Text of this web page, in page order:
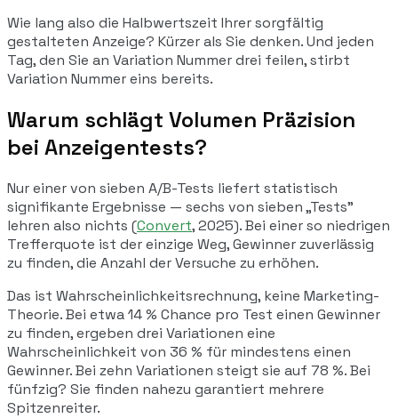
Wie lang also die Halbwertszeit Ihrer sorgfältig
gestalteten Anzeige? Kürzer als Sie denken. Und jeden
Tag, den Sie an Variation Nummer drei feilen, stirbt
Variation Nummer eins bereits.
Warum schlägt Volumen Präzision
bei Anzeigentests?
Nur einer von sieben A/B-Tests liefert statistisch
signifikante Ergebnisse — sechs von sieben „Tests"
lehren also nichts (Convert, 2025). Bei einer so niedrigen
Trefferquote ist der einzige Weg, Gewinner zuverlässig
zu finden, die Anzahl der Versuche zu erhöhen.
Das ist Wahrscheinlichkeitsrechnung, keine Marketing-
Theorie. Bei etwa 14 % Chance pro Test einen Gewinner
zu finden, ergeben drei Variationen eine
Wahrscheinlichkeit von 36 % für mindestens einen
Gewinner. Bei zehn Variationen steigt sie auf 78 %. Bei
fünfzig? Sie finden nahezu garantiert mehrere
Spitzenreiter.